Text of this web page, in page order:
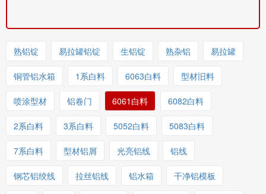
熟铝锭 易拉罐铝锭 生铝锭 熟杂铝 易拉罐
铜管铝水箱 1系白料 6063白料 型材旧料
喷涂型材 铝卷门 6061白料 6082白料
2系白料 3系白料 5052白料 5083白料
7系白料 型材铝屑 光亮铝线 铝线
钢芯铝绞线 拉丝铝线 铝水箱 干净铝模板